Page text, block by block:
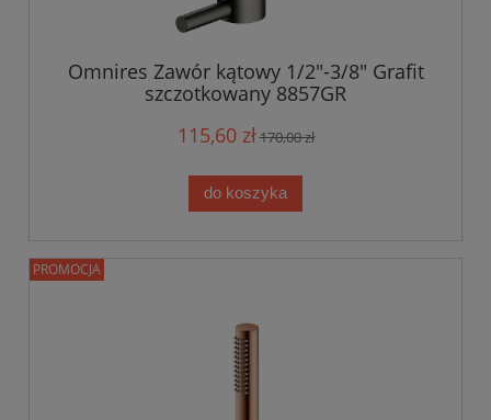
Omnires Zawór kątowy 1/2"-3/8" Grafit
szczotkowany 8857GR
115,60 zł170,00 zł
do koszyka
PROMOCJA